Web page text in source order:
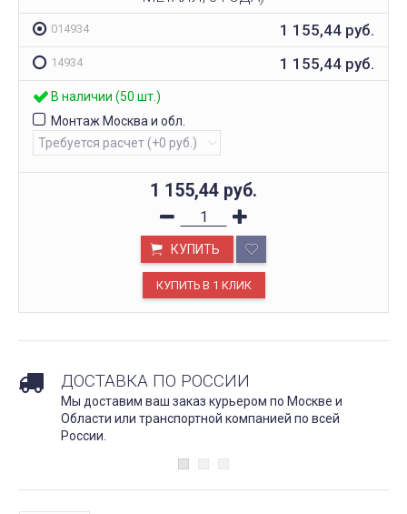
014934 1 155,44 руб.
14934 1 155,44 руб.
В наличии (50 шт.)
Монтаж Москва и обл.
1 155,44 руб.
КУПИТЬ
ДОСТАВКА ПО РОССИИ
Мы доставим ваш заказ курьером по Москве и
Области или транспортной компанией по всей
России.